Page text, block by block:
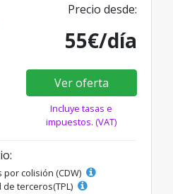
Precio desde:
55€/día
Ver oferta
Incluye tasas e
impuestos. (VAT)
colisión (CDW)
terceros(TPL)